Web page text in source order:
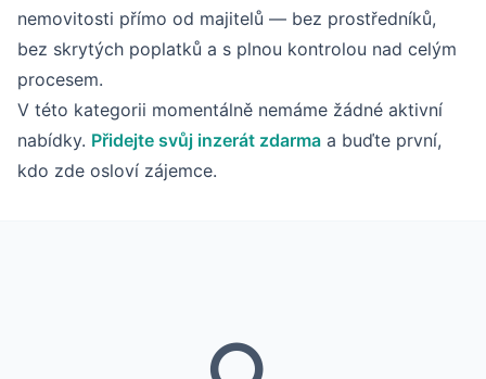
nemovitosti přímo od majitelů — bez prostředníků,
bez skrytých poplatků a s plnou kontrolou nad celým
procesem.
V této kategorii momentálně nemáme žádné aktivní
nabídky. Přidejte svůj inzerát zdarma a buďte první,
kdo zde osloví zájemce.